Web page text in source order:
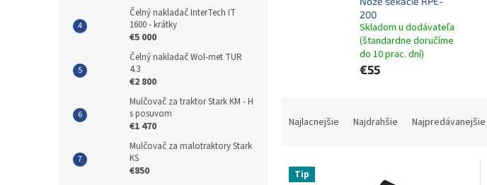
Čelný nakladač InterTech IT
1600 - krátky
€5 000
Čelný nakladač Wol-met TUR
4.3
€2 800
Mulčovač za traktor Stark KM - H
s posuvom
€1 470
Mulčovač za malotraktory Stark
KS
€850
200
Skladom u dodávateľa
(štandardne doručíme
do 10 prac. dní)
€55
n
Najlacnejšie Najdrahšie Najpredávanejšie
V Tip